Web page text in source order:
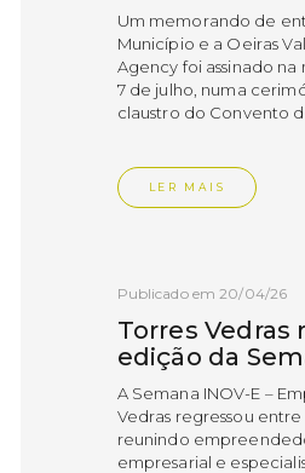
Um memorando de
Município e a Oeiras
Agency foi assinado
7 de julho, numa
claustro do Convento
LER MAIS
Publicado em 20/04/26
Torres Vedras
edição da
A Semana INOV-E –
Vedras regressou entre
reunindo
empresarial e